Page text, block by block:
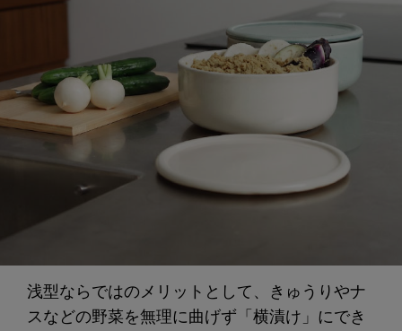
浅型ならではのメリットとして、きゅうりやナ
スなどの野菜を無理に曲げず「横漬け」にでき